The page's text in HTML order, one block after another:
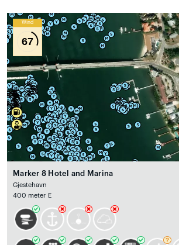
Wind
67
Marker 8 Hotel and Marina
Gjestehavn
400 meter E